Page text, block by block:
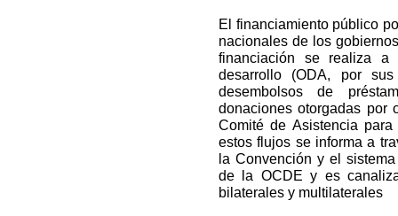
El financiamiento público
nacionales de los
financiación se realiza
desarrollo (ODA, por
desembolsos de
donaciones otorgadas por
Comité de Asistencia
estos flujos se informa a
la Convención y el
de la OCDE y es
bilaterales y multilaterales